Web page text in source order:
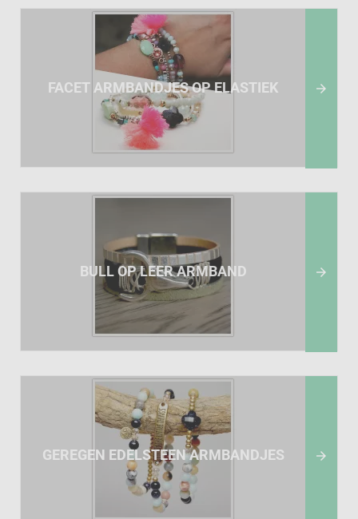
FACET ARMBANDJES OP ELASTIEK 
BULL OP LEER ARMBAND 
GEREGEN EDELSTEEN ARMBANDJES 